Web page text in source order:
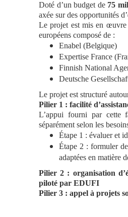
Doté d’un budget de 75
axée sur des opportunités
Le projet est mis en œuvre
européens composé de :
Enabel (Belgique)
Expertise France
Finnish National
Deutsche
Le projet est structuré
Pilier 1 : facilité
L’appui fourni par cette
séparément selon les
Étape 1 : évaluer et
Étape 2 : formuler
adaptées en matière
Pilier 2 : organisation
piloté par EDUFI
Pilier 3 : appel à projets